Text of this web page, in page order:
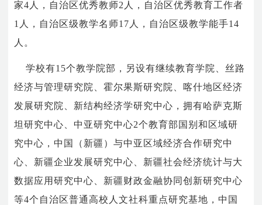
家4 人，自治区优秀教师2 人，自治区优秀教育工作者
1 人，自治区级教学名师17 人，自治区级教学能手14
人。
学校有15个教学院部，另设有继续教育学院、丝路
经济与管理研究院、霍尔果斯研究院、喀什地区经济
发展研究院、新结构经济学研究中心，拥有哈萨克斯
坦研究中心、中亚研究中心2个教育部国别和区域研
究中心，中国（新疆）与中亚区域经济合作研究中
心、新疆企业发展研究中心、新疆社会经济统计与大
数据应用研究中心、新疆财政金融协同创新研究中心
等4个自治区普通高校人文社科重点研究基地，中国